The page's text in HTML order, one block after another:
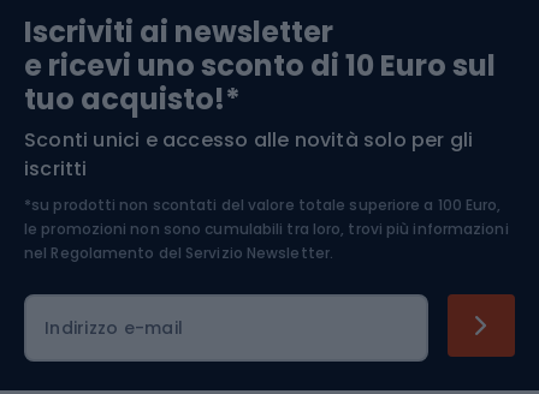
Arrampicata
Medicina dello sport
Abbigliamento ciclistico
Iscriviti ai newsletter
e ricevi uno sconto di 10 Euro sul
tuo acquisto!*
Sconti unici e accesso alle novità solo per gli
iscritti
*su prodotti non scontati del valore totale superiore a 100 Euro,
le promozioni non sono cumulabili tra loro, trovi più informazioni
nel Regolamento del Servizio Newsletter.
Indirizzo e-mail